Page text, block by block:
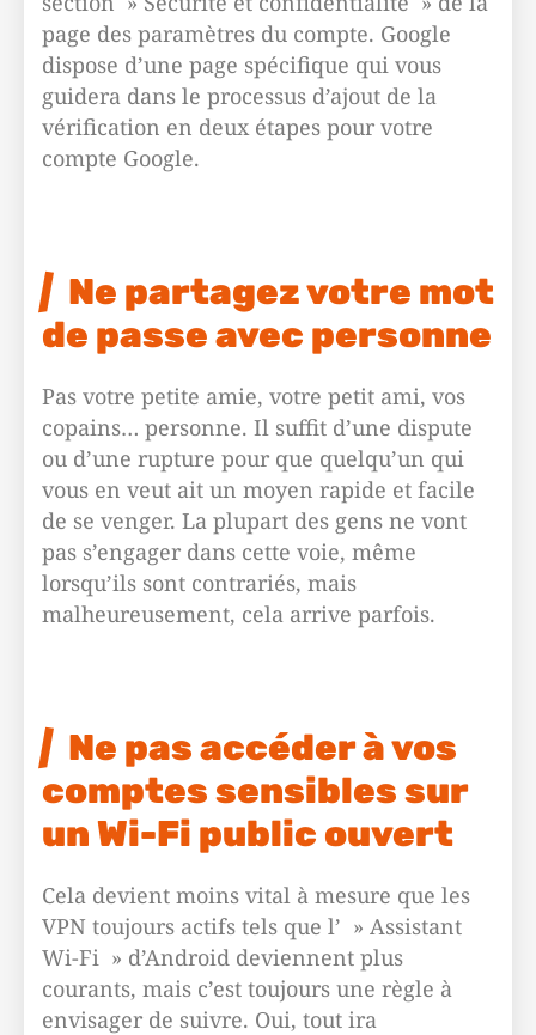
page des paramètres du compte. Google
dispose d’une page spécifique qui vous
guidera dans le processus d’ajout de la
vérification en deux étapes pour votre
compte Google.
Ne partagez votre mot
de passe avec personne
Pas votre petite amie, votre petit ami, vos
copains… personne. Il suffit d’une dispute
ou d’une rupture pour que quelqu’un qui
vous en veut ait un moyen rapide et facile
de se venger. La plupart des gens ne vont
pas s’engager dans cette voie, même
lorsqu’ils sont contrariés, mais
malheureusement, cela arrive parfois.
Ne pas accéder à vos
comptes sensibles sur
un Wi-Fi public ouvert
Cela devient moins vital à mesure que les
VPN toujours actifs tels que l’ » Assistant
Wi-Fi » d’Android deviennent plus
courants, mais c’est toujours une règle à
envisager de suivre. Oui, tout ira